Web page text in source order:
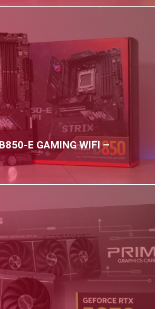
E GAMING WIFI –